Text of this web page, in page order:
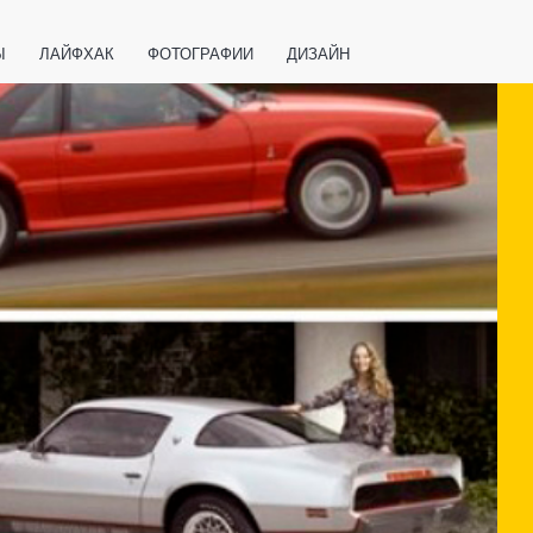
ЛАЙФХАК ФОТОГРАФИИ ДИЗАЙН
ВАЖНО ЗНАТЬ СПОРТ СМАРТФОНЫ ПОЛЕЗНОЕ